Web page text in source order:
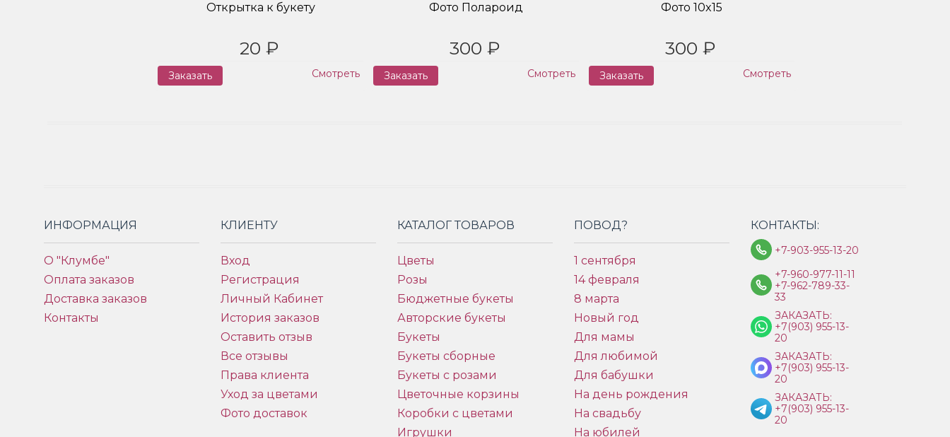
Открытка к букету
20 ₽
Заказать Смотреть
Фото Полароид
300 ₽
Заказать Смотреть
Фото 10x15
300 ₽
Заказать Смотреть
ИНФОРМАЦИЯ
О "Клумбе"
Оплата заказов
Доставка заказов
Контакты
КЛИЕНТУ
Вход
Регистрация
Личный Кабинет
История заказов
Оставить отзыв
Все отзывы
Права клиента
Уход за цветами
Фото доставок
КАТАЛОГ ТОВАРОВ
Цветы
Розы
Бюджетные букеты
Авторские букеты
Букеты
Букеты сборные
Букеты с розами
Цветочные корзины
Коробки с цветами
Игрушки
ПОВОД?
1 сентября
14 февраля
8 марта
Новый год
Для мамы
Для любимой
Для бабушки
На день рождения
На свадьбу
На юбилей
КОНТАКТЫ:
+7-903-955-13-20
+7-960-977-11-11
+7-962-789-33-
33
ЗАКАЗАТЬ:
+7(903) 955-13-
20
ЗАКАЗАТЬ:
+7(903) 955-13-
20
ЗАКАЗАТЬ:
+7(903) 955-13-
20